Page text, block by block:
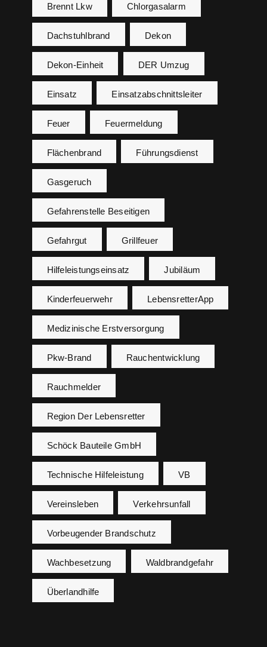
Brennt Lkw Chlorgasalarm
Dachstuhlbrand Dekon
Dekon-Einheit DER Umzug
Einsatz Einsatzabschnittsleiter
Feuer Feuermeldung
Flächenbrand Führungsdienst
Gasgeruch
Gefahrenstelle Beseitigen
Gefahrgut Grillfeuer
Hilfeleistungseinsatz Jubiläum
Kinderfeuerwehr LebensretterApp
Medizinische Erstversorgung
Pkw-Brand Rauchentwicklung
Rauchmelder
Region Der Lebensretter
Schöck Bauteile GmbH
Technische Hilfeleistung VB
Vereinsleben Verkehrsunfall
Vorbeugender Brandschutz
Wachbesetzung Waldbrandgefahr
Überlandhilfe